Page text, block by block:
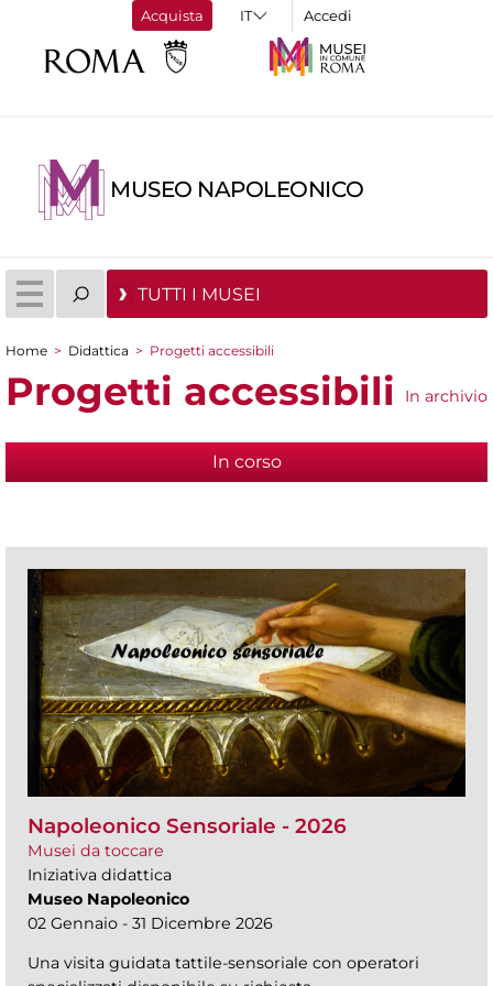
Acquista Accedi
MUSEO NAPOLEONICO
TUTTI I MUSEI
Tu sei qui
Home > Didattica > Progetti accessibili
Progetti accessibili In archivio
In corso(scheda attiva)
Napoleonico Sensoriale - 2026
Musei da toccare
Iniziativa didattica
Museo Napoleonico
02 Gennaio - 31 Dicembre 2026
Una visita guidata tattile-sensoriale con operatori